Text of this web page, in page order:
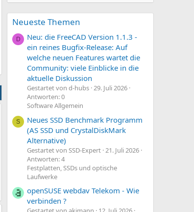
Neueste Themen
D
Neu: die FreeCAD Version 1.1.3 -
ein reines Bugfix-Release: Auf
welche neuen Features wartet die
Community: viele Einblicke in die
aktuelle Diskussion
Gestartet von d-hubs 29. Juli 2026
Antworten: 0
Software Allgemein
S
Neues SSD Benchmark Programm
(AS SSD und CrystalDiskMark
Alternative)
Gestartet von SSD-Expert 21. Juli 2026
Antworten: 4
Festplatten, SSDs und optische
Laufwerke
openSUSE webdav Telekom - Wie
verbinden ?